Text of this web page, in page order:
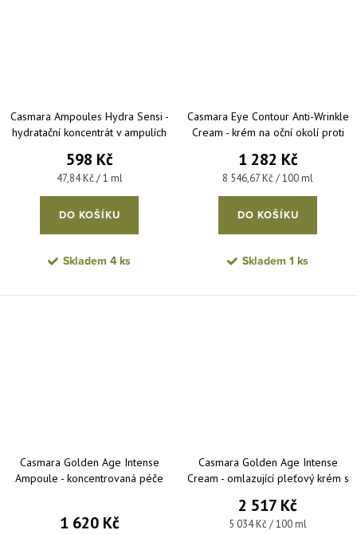
Casmara Ampoules Hydra Sensi -
hydratační koncentrát v ampulích
598 Kč
Měrná cena:
47,84 Kč / 1 ml
DO KOŠÍKU
Skladem 4 ks
Casmara Eye Contour Anti-Wrinkle
Cream - krém na oční okolí proti
1 282 Kč
Měrná cena:
8 546,67 Kč / 100 ml
DO KOŠÍKU
Skladem 1 ks
Casmara Golden Age Intense
Ampoule - koncentrovaná péče
1 620 Kč
Casmara Golden Age Intense
Cream - omlazující pleťový krém s
2 517 Kč
Měrná cena:
5 034 Kč / 100 ml